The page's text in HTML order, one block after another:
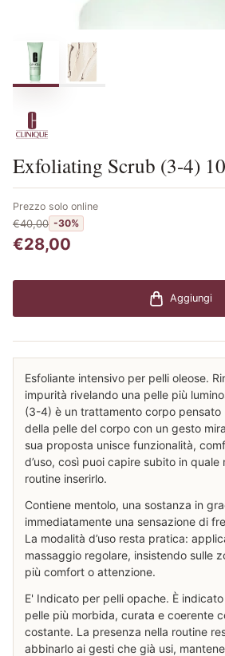
Scopri i prodotti Clinique
Exfoliating Scrub (3-4)
Prezzo solo online
€40,00 -30%
€28,00
Aggiungi
Esfoliante intensivo per pelli oleose.
impurità rivelando una pelle più
(3-4) è un trattamento corpo pensato
della pelle del corpo con un gesto
sua proposta unisce funzionalità,
d’uso, così puoi capire subito in quale
routine inserirlo.
Contiene mentolo, una sostanza in
immediatamente una sensazione di
La modalità d’uso resta pratica:
massaggio regolare, insistendo sulle
più comfort o attenzione.
E' Indicato per pelli opache. È
pelle più morbida, curata e coerente
costante. La presenza nella routine
abbinarlo ai gesti che già usi,